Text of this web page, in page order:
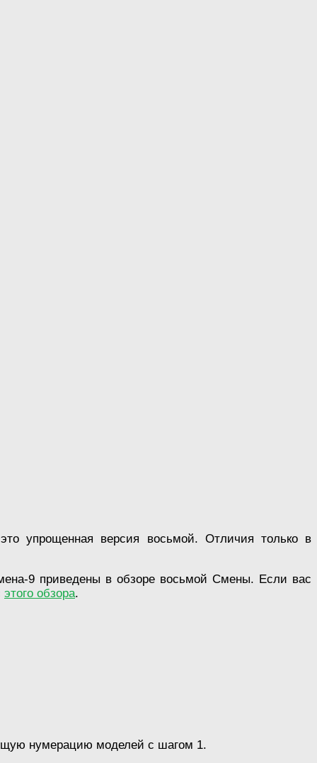
упрощенная версия восьмой. Отличия только в
9 приведены в обзоре восьмой Смены. Если вас
этого обзора.
нумерацию моделей с шагом 1.